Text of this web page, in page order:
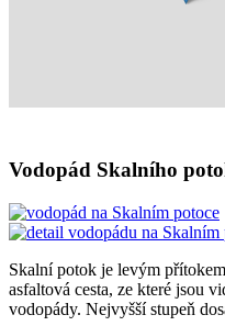
Vodopád Skalního
Skalní potok je levým
asfaltová cesta, ze které jsou
vodopády. Nejvyšší stupeň